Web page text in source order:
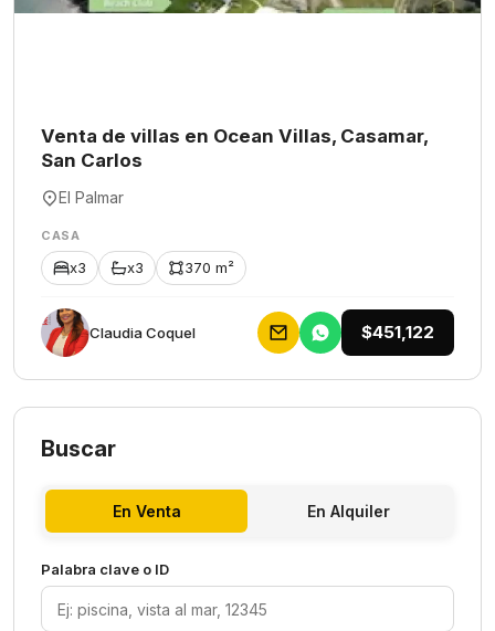
Venta de villas en Ocean Villas, Casamar,
San Carlos
El Palmar
CASA
x3 x3 370 m²
Claudia Coquel $451,122
Buscar
En Venta En Alquiler
Palabra clave o ID